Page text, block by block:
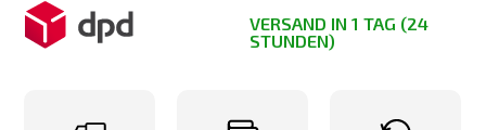
VERSAND IN 1 TAG (24
STUNDEN)